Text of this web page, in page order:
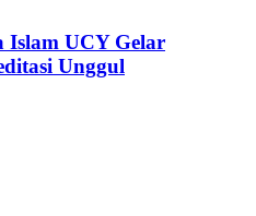
Islam UCY Gelar
Unggul